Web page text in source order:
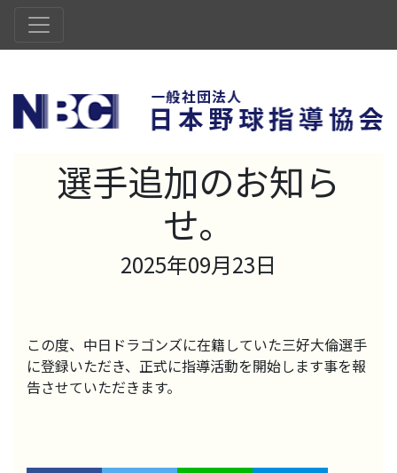
選手追加のお知ら
せ。
2025年09月23日
この度、中日ドラゴンズに在籍していた三好大倫選手
に登録いただき、正式に指導活動を開始します事を報
告させていただきます。